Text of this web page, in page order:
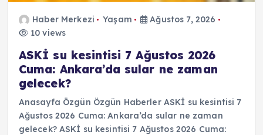
Haber Merkezi Yaşam
Ağustos 7, 2026
10 views
ASKİ su kesintisi 7 Ağustos 2026
Cuma: Ankara’da sular ne zaman
gelecek?
Anasayfa Özgün Özgün Haberler ASKİ su kesintisi 7
Ağustos 2026 Cuma: Ankara’da sular ne zaman
gelecek? ASKİ su kesintisi 7 Ağustos 2026 Cuma: